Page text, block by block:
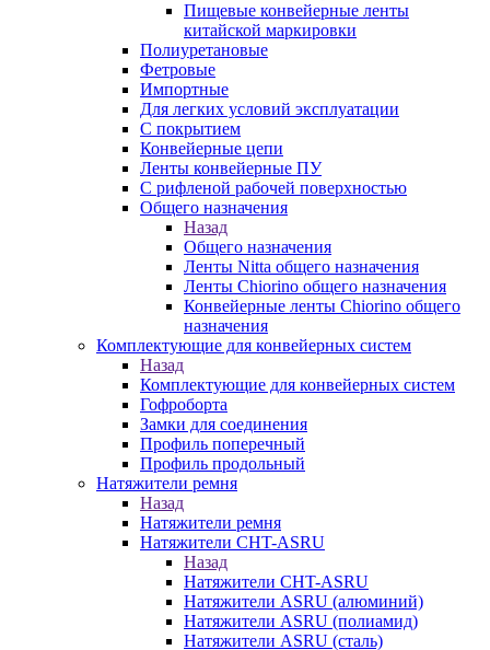
Пищевые конвейерные ленты
китайской маркировки
Полиуретановые
Фетровые
Импортные
Для легких условий эксплуатации
С покрытием
Конвейерные цепи
Ленты конвейерные ПУ
С рифленой рабочей поверхностью
Общего назначения
Назад
Общего назначения
Ленты Nitta общего назначения
Ленты Chiorino общего назначения
Конвейерные ленты Chiorino общего
назначения
Комплектующие для конвейерных систем
Назад
Комплектующие для конвейерных систем
Гофроборта
Замки для соединения
Профиль поперечный
Профиль продольный
Натяжители ремня
Назад
Натяжители ремня
Натяжители CHT-ASRU
Назад
Натяжители CHT-ASRU
Натяжители ASRU (алюминий)
Натяжители ASRU (полиамид)
Натяжители ASRU (сталь)